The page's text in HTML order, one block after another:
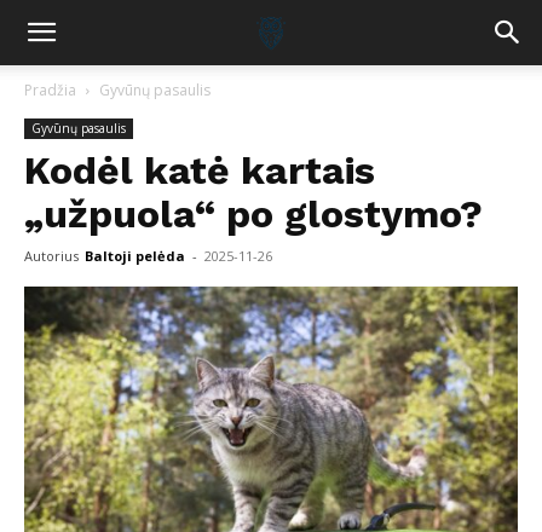
Pradžia Gyvūnų pasaulis
Gyvūnų pasaulis
Kodėl katė kartais
„užpuola“ po glostymo?
Autorius Baltoji pelėda - 2025-11-26